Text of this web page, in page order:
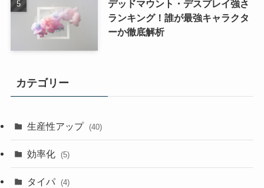
デッドマウント・デスプレイ強さ
ランキング！誰が最強キャラクタ
ーか徹底解析
カテゴリー
生産性アップ (40)
効率化 (5)
タイパ (4)